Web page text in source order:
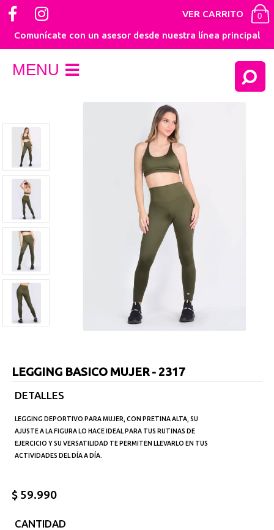
Comunícate con un asesor desde nuestra línea principal
VER CARRITO 0
MENU
LEGGING BASICO MUJER - 2317
DETALLES
LEGGING DEPORTIVO PARA MUJER, CON PRETINA ALTA, SU
AJUSTE A LA FIGURA LO HACE IDEAL PARA TUS RUTINAS DE
EJERCICIO Y SU VERSATILIDAD TE PERMITEN LLEVARLO EN TUS
ACTIVIDADES DEL DÍA A DÍA.
$ 59.990
CANTIDAD